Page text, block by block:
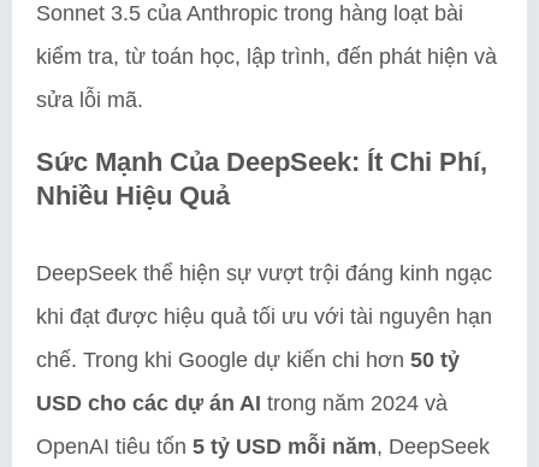
Sonnet 3.5 của Anthropic trong hàng loạt bài
kiểm tra, từ toán học, lập trình, đến phát hiện và
sửa lỗi mã.
Sức Mạnh Của DeepSeek: Ít Chi Phí,
Nhiều Hiệu Quả
DeepSeek thể hiện sự vượt trội đáng kinh ngạc
khi đạt được hiệu quả tối ưu với tài nguyên hạn
chế. Trong khi Google dự kiến chi hơn 50 tỷ
USD cho các dự án AI trong năm 2024 và
OpenAI tiêu tốn 5 tỷ USD mỗi năm, DeepSeek